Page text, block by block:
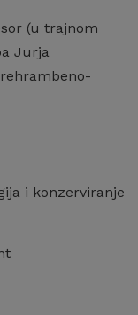
(u trajnom
Jurja
i konzerviranje